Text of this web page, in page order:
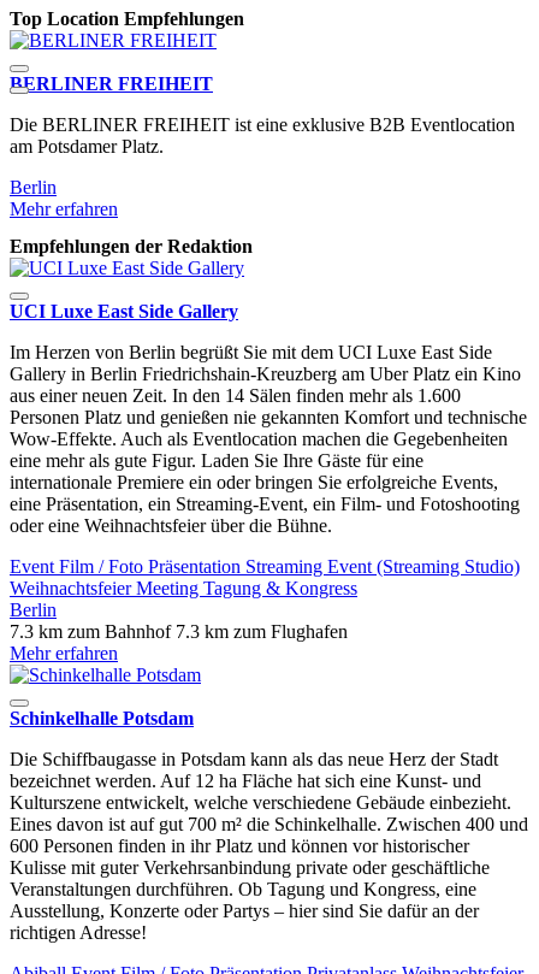
Top Location Empfehlungen
BERLINER FREIHEIT
Die BERLINER FREIHEIT ist eine exklusive B2B Eventlocation
am Potsdamer Platz.
Berlin
Mehr erfahren
Empfehlungen der Redaktion
UCI Luxe East Side Gallery
Im Herzen von Berlin begrüßt Sie mit dem UCI Luxe East Side
Gallery in Berlin Friedrichshain-Kreuzberg am Uber Platz ein Kino
aus einer neuen Zeit. In den 14 Sälen finden mehr als 1.600
Personen Platz und genießen nie gekannten Komfort und technische
Wow-Effekte. Auch als Eventlocation machen die Gegebenheiten
eine mehr als gute Figur. Laden Sie Ihre Gäste für eine
internationale Premiere ein oder bringen Sie erfolgreiche Events,
eine Präsentation, ein Streaming-Event, ein Film- und Fotoshooting
oder eine Weihnachtsfeier über die Bühne.
Event Film / Foto Präsentation Streaming Event (Streaming Studio)
WeihnachtsfeierMeeting Tagung & Kongress
Berlin
7.3 km zum Bahnhof 7.3 km zum Flughafen
Mehr erfahren
Schinkelhalle Potsdam
Die Schiffbaugasse in Potsdam kann als das neue Herz der Stadt
bezeichnet werden. Auf 12 ha Fläche hat sich eine Kunst- und
Kulturszene entwickelt, welche verschiedene Gebäude einbezieht.
Eines davon ist auf gut 700 m² die Schinkelhalle. Zwischen 400 und
600 Personen finden in ihr Platz und können vor historischer
Kulisse mit guter Verkehrsanbindung private oder geschäftliche
Veranstaltungen durchführen. Ob Tagung und Kongress, eine
Ausstellung, Konzerte oder Partys – hier sind Sie dafür an der
richtigen Adresse!